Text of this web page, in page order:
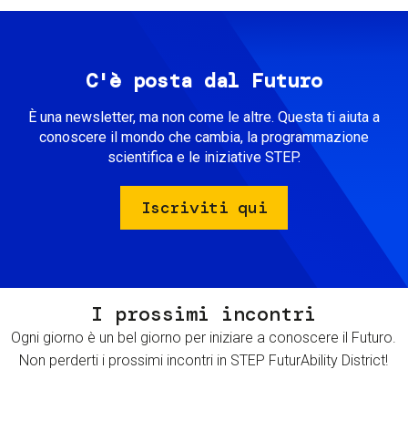
C'è posta dal Futuro
È una newsletter, ma non come le altre. Questa ti aiuta a
conoscere il mondo che cambia, la programmazione
scientifica e le iniziative STEP.
Iscriviti qui
I prossimi incontri
Ogni giorno è un bel giorno per iniziare a conoscere il Futuro.
Non perderti i prossimi incontri in STEP FuturAbility District!